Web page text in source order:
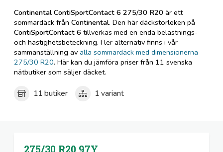
Continental ContiSportContact 6 275/30 R20 är ett
sommardäck frånContinental. Den här däckstorleken på
ContiSportContact 6 tillverkas med en enda belastnings-
och hastighetsbeteckning. Fler alternativ finns i vår
sammanställning avalla sommardäck med dimensionerna
275/30 R20. Här kan du jämföra priser från 11 svenska
nätbutiker som säljer däcket.
11 butiker 1 variant
275/30 R20 97Y